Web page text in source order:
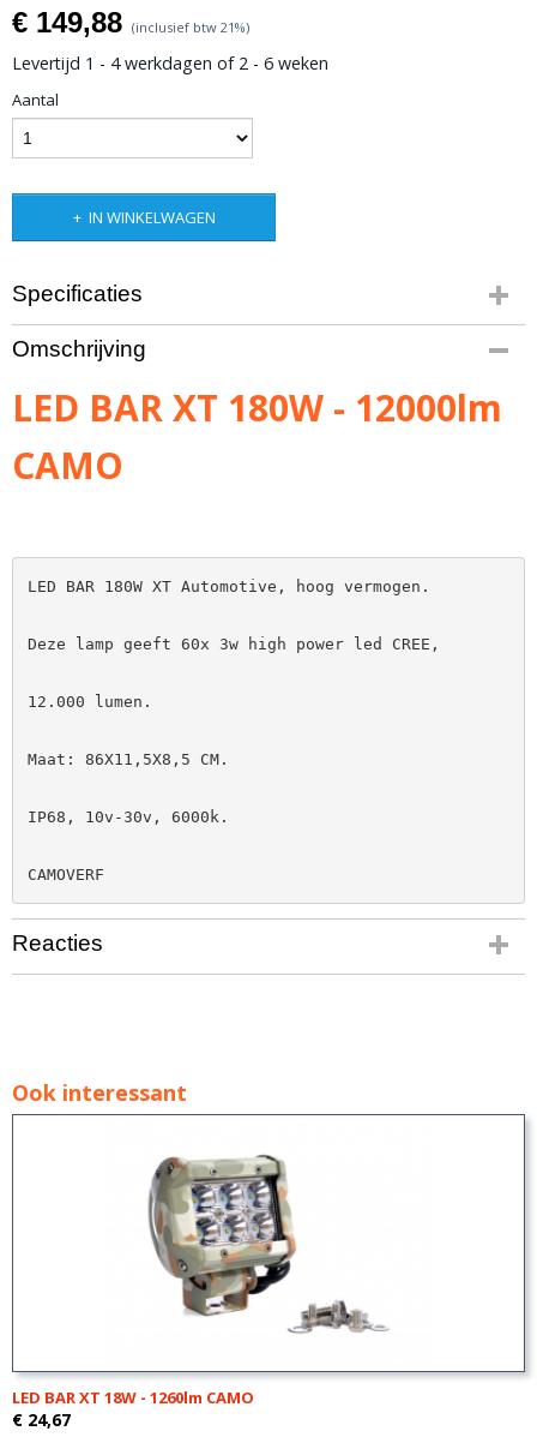
€ 149,88 (inclusief btw 21%)
Levertijd 1 - 4 werkdagen of 2 - 6 weken
Aantal
IN WINKELWAGEN
Specificaties
Bruto gewicht
3,00 Kg
Omschrijving
LED BAR XT 180W - 12000lm
CAMO
LED BAR 180W XT Automotive, hoog vermogen.
Deze lamp geeft 60x 3w high power led CREE,
12.000 lumen.
Maat: 86X11,5X8,5 CM.
IP68, 10v-30v, 6000k.
CAMOVERF
Reacties
Ook interessant
LED BAR XT 18W - 1260lm CAMO
€ 24,67